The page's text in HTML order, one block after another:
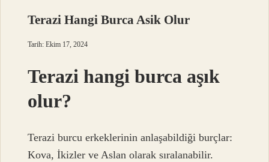
Terazi Hangi Burca Asik Olur
Tarih: Ekim 17, 2024
Terazi hangi burca aşık
olur?
Terazi burcu erkeklerinin anlaşabildiği burçlar:
Kova, İkizler ve Aslan olarak sıralanabilir.